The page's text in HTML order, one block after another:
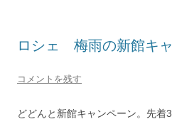
ロシェ 梅雨の新館キ
コメントを残す
どどんと新館キャンペーン。先着